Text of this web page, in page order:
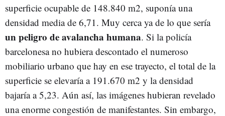
superficie ocupable de 148.840 m2, suponía una
densidad media de 6,71. Muy cerca ya de lo que sería
un peligro de avalancha humana. Si la policía
barcelonesa no hubiera descontado el numeroso
mobiliario urbano que hay en ese trayecto, el total de la
superficie se elevaría a 191.670 m2 y la densidad
bajaría a 5,23. Aún así, las imágenes hubieran revelado
una enorme congestión de manifestantes. Sin embargo,